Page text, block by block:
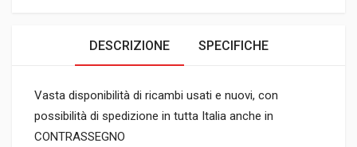
DESCRIZIONE SPECIFICHE
Vasta disponibilità di ricambi usati e nuovi, con
possibilità di spedizione in tutta Italia anche in
CONTRASSEGNO